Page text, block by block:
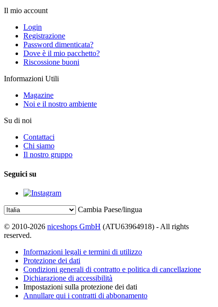
Il mio account
Login
Registrazione
Password dimenticata?
Dove è il mio pacchetto?
Riscossione buoni
Informazioni Utili
Magazine
Noi e il nostro ambiente
Su di noi
Contattaci
Chi siamo
Il nostro gruppo
Seguici su
Cambia Paese/lingua
© 2010-2026 niceshops GmbH (ATU63964918) - All rights
reserved.
Informazioni legali e termini di utilizzo
Protezione dei dati
Condizioni generali di contratto e politica di cancellazione
Dichiarazione di accessibilità
Impostazioni sulla protezione dei dati
Annullare qui i contratti di abbonamento